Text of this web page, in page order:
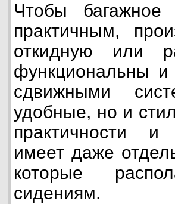
Чтобы
практичным,
откидную или
функциональны
сдвижными
удобные, но и
практичности и
имеет даже
которые
сидениям.